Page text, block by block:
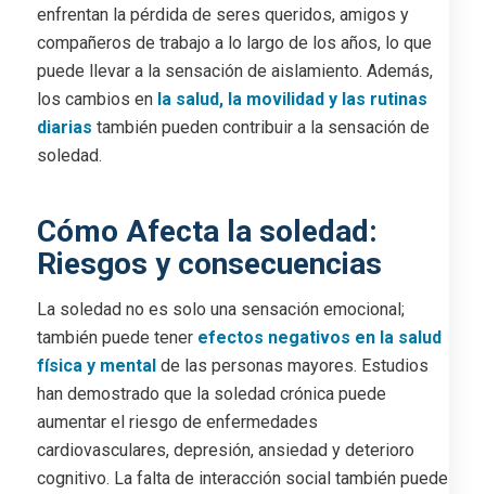
enfrentan la pérdida de seres queridos, amigos y
compañeros de trabajo a lo largo de los años, lo que
puede llevar a la sensación de aislamiento. Además,
los cambios en la salud, la movilidad y las rutinas
diarias también pueden contribuir a la sensación de
soledad.
Cómo Afecta la soledad:
Riesgos y consecuencias
La soledad no es solo una sensación emocional;
también puede tener efectos negativos en la salud
física y mentalde las personas mayores. Estudios
han demostrado que la soledad crónica puede
aumentar el riesgo de enfermedades
cardiovasculares, depresión, ansiedad y deterioro
cognitivo. La falta de interacción social también puede